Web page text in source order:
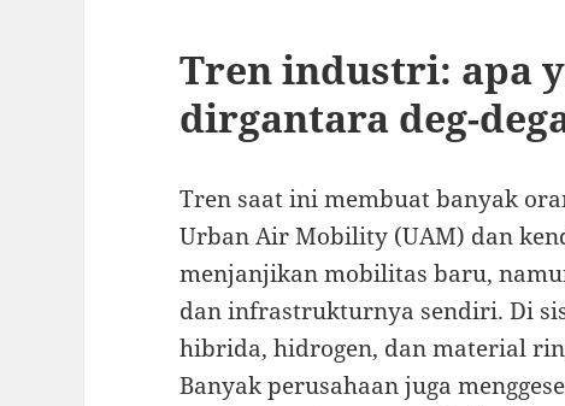
Tren industri: apa
dirgantara deg-
Tren saat ini membuat banyak
Urban Air Mobility (UAM) dan
menjanjikan mobilitas baru,
dan infrastrukturnya sendiri. Di
hibrida, hidrogen, dan material
Banyak perusahaan juga